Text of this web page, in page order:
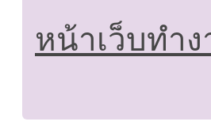
หน้าเว็บทำ